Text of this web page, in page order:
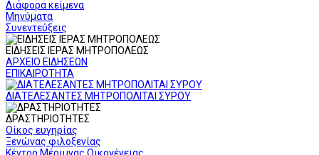
Διάφορα κείμενα
Μηνύματα
Συνεντεύξεις
ΕΙΔΗΣΕΙΣ ΙΕΡΑΣ ΜΗΤΡΟΠΟΛΕΩΣ
ΑΡΧΕΙΟ ΕΙΔΗΣΕΩΝ
ΕΠΙΚΑΙΡΟΤΗΤΑ
ΔΙΑΤΕΛΕΣΑΝΤΕΣ ΜΗΤΡΟΠΟΛΙΤΑΙ ΣΥΡΟΥ
ΔΡΑΣΤΗΡΙΟΤΗΤΕΣ
Οίκος ευγηρίας
Ξενώνας φιλοξενίας
Κέντρο Μέριμνας Οικογένειας